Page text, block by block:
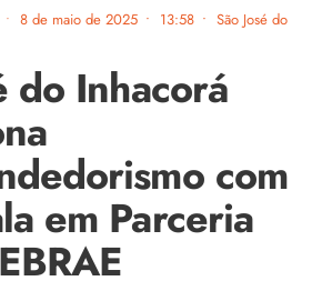
• 8 de maio de 2025 • 13:58 • São José do
do Inhacorá
com
em Parceria